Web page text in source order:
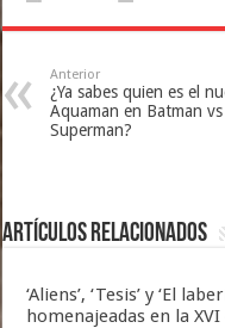
Anterior
¿Ya sabes quien es el
Aquaman en Batman vs
Superman?
Artículos relacionados
‘Aliens’, ‘Tesis’ y ‘El
homenajeadas en la